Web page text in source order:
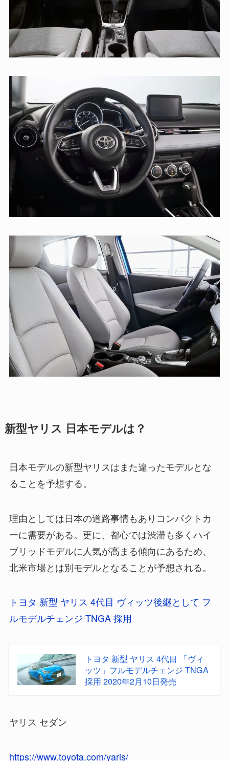
新型ヤリス 日本モデルは？
日本モデルの新型ヤリスはまた違ったモデルとな
ることを予想する。
理由としては日本の道路事情もありコンパクトカ
ーに需要がある。更に、都心では渋滞も多くハイ
ブリッドモデルに人気が高まる傾向にあるため、
北米市場とは別モデルとなることが予想される。
トヨタ 新型 ヤリス 4代目 ヴィッツ後継として フ
ルモデルチェンジ TNGA 採用
トヨタ 新型 ヤリス 4代目 「ヴィ
ッツ」フルモデルチェンジ TNGA
採用 2020年2月10日発売
ヤリス セダン
https://www.toyota.com/yaris/